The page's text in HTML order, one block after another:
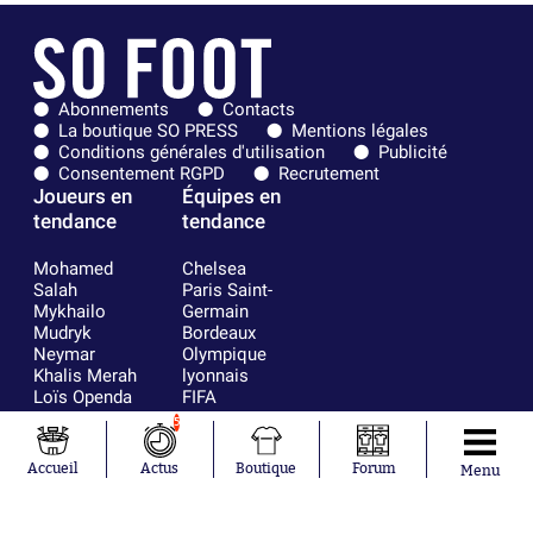
Abonnements
Contacts
La boutique SO PRESS
Mentions légales
Conditions générales d'utilisation
Publicité
Consentement RGPD
Recrutement
Joueurs en
tendance
Mohamed
Salah
Mykhailo
Mudryk
Neymar
Khalis Merah
Loïs Openda
Moussa
Niakhaté
Nicolás
Tagliafico
Équipes en
tendance
Chelsea
Paris Saint-
Germain
Bordeaux
Olympique
lyonnais
FIFA
Real Madrid
RC Strasbourg
AC Milan
France
Accueil
5
Actus Boutique Forum Menu